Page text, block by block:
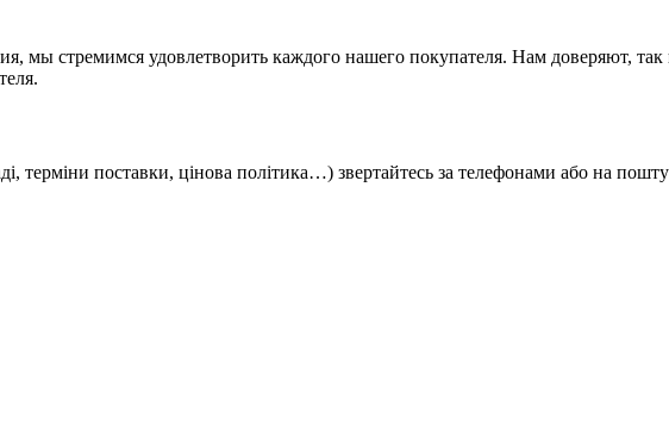
мы стремимся удовлетворить каждого нашего покупателя. Нам доверяют,
терміни поставки, цінова політика…) звертайтесь за телефонами або на